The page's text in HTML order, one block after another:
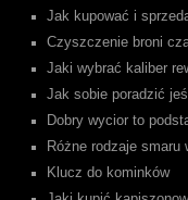
Jak kupować i
Czyszczenie broni
Jaki wybrać kaliber
Jak sobie poradzić
Dobry wycior to
Różne rodzaje smaru
Klucz do kominków